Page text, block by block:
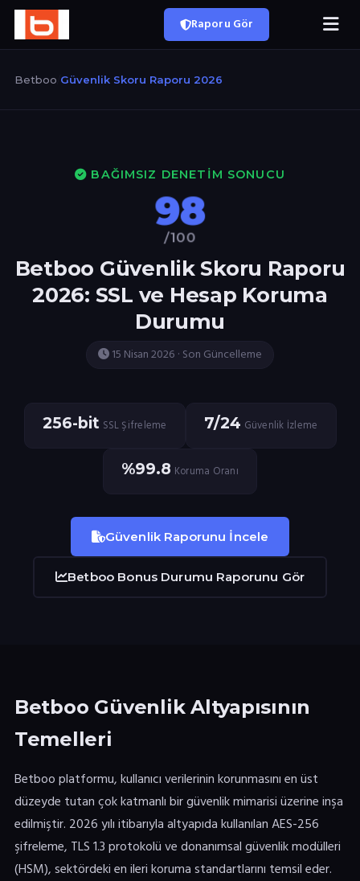
Raporu Gör
Betboo Güvenlik Skoru Raporu 2026
BAĞIMSIZ DENETIM SONUCU
98
/100
Betboo Güvenlik Skoru Raporu
2026: SSL ve Hesap Koruma
Durumu
15 Nisan 2026 · Son Güncelleme
256-bit SSL Şifreleme 7/24 Güvenlik İzleme
%99.8 Koruma Oranı
Güvenlik Raporunu İncele
Betboo Bonus Durumu Raporunu Gör
Betboo Güvenlik Altyapısının
Temelleri
Betboo platformu, kullanıcı verilerinin korunmasını en üst
düzeyde tutan çok katmanlı bir güvenlik mimarisi üzerine inşa
edilmiştir. 2026 yılı itibarıyla altyapıda kullanılan AES-256
şifreleme, TLS 1.3 protokolü ve donanımsal güvenlik modülleri
(HSM), sektördeki en ileri koruma standartlarını temsil eder.